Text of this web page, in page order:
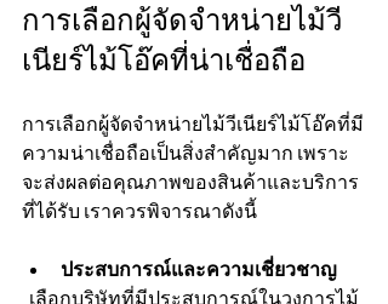
การเลือกผู้จัดจำหน่ายไม้วี
เนียร์ไม้โอ๊คที่น่าเชื่อถือ
การเลือกผู้จัดจำหน่ายไม้วีเนียร์ไม้โอ๊คที่มี
ความน่าเชื่อถือเป็นสิ่งสำคัญมาก เพราะ
จะส่งผลต่อคุณภาพของสินค้าและบริการ
ที่ได้รับ เราควรพิจารณาดังนี้
ประสบการณ์และความเชี่ยวชาญ